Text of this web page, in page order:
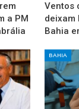
a PM
Ventos
deixam
Bahia
BAHIA